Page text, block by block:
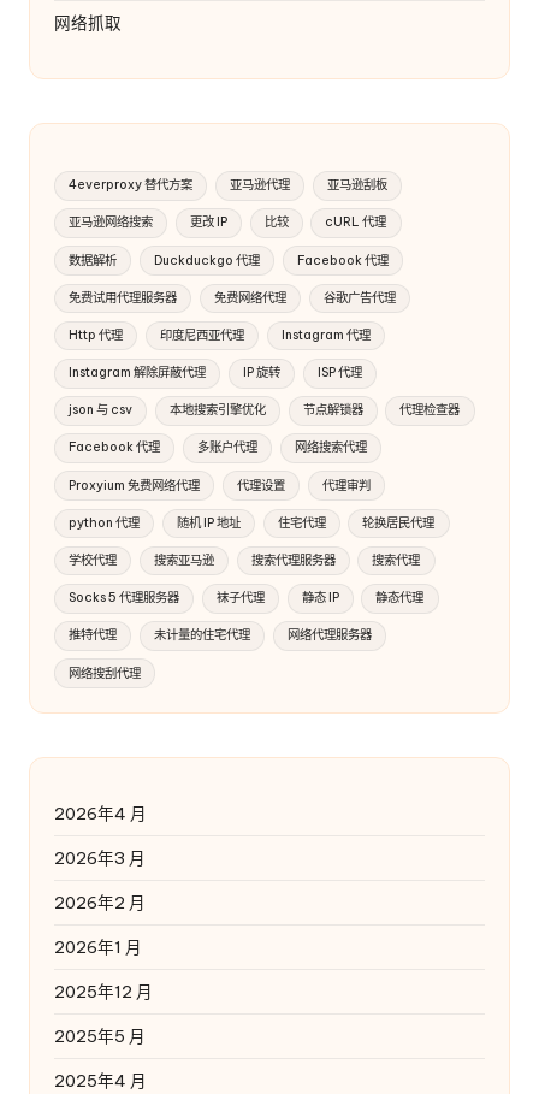
网络抓取
4everproxy 替代方案 亚马逊代理 亚马逊刮板
亚马逊网络搜索 更改 IP 比较 cURL 代理
数据解析 Duckduckgo 代理 Facebook 代理
免费试用代理服务器 免费网络代理 谷歌广告代理
Http 代理 印度尼西亚代理 Instagram 代理
Instagram 解除屏蔽代理 IP 旋转 ISP 代理
json 与 csv 本地搜索引擎优化 节点解锁器 代理检查器
Facebook 代理 多账户代理 网络搜索代理
Proxyium 免费网络代理 代理设置 代理审判
python 代理 随机 IP 地址 住宅代理 轮换居民代理
学校代理 搜索亚马逊 搜索代理服务器 搜索代理
Socks 5 代理服务器 袜子代理 静态 IP 静态代理
推特代理 未计量的住宅代理 网络代理服务器
网络搜刮代理
2026年4 月
2026年3 月
2026年2 月
2026年1 月
2025年12 月
2025年5 月
2025年4 月